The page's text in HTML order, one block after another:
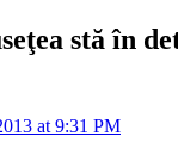
stă în
at 9:31 PM